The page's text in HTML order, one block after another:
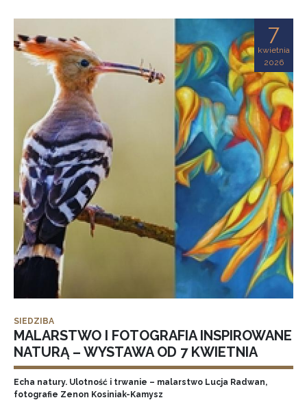
7
kwietnia
2026
SIEDZIBA
MALARSTWO I FOTOGRAFIA INSPIROWANE
NATURĄ – WYSTAWA OD 7 KWIETNIA
Echa natury. Ulotność i trwanie – malarstwo Lucja Radwan,
fotografie Zenon Kosiniak-Kamysz